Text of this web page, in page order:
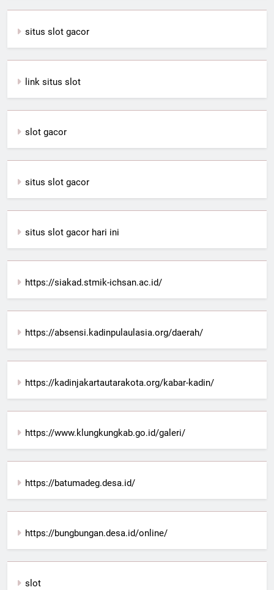
situs slot gacor
link situs slot
slot gacor
situs slot gacor
situs slot gacor hari ini
https://siakad.stmik-ichsan.ac.id/
https://absensi.kadinpulaulasia.org/daerah/
https://kadinjakartautarakota.org/kabar-kadin/
https://www.klungkungkab.go.id/galeri/
https://batumadeg.desa.id/
https://bungbungan.desa.id/online/
slot